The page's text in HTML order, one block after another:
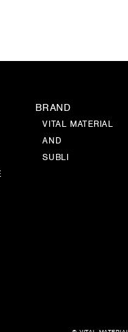
BRAND
VITAL MATERIAL
AND
SUBLI